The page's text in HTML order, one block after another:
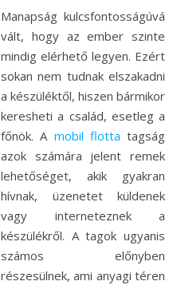
Manapság kulcsfontosságúvá
vált, hogy az ember szinte
mindig elérhető legyen. Ezért
sokan nem tudnak elszakadni
a készüléktől, hiszen bármikor
keresheti a család, esetleg a
főnök. A mobil flotta tagság
azok számára jelent remek
lehetőséget, akik gyakran
hívnak, üzenetet küldenek
vagy interneteznek a
készülékről. A tagok ugyanis
számos előnyben
részesülnek, ami anyagi téren